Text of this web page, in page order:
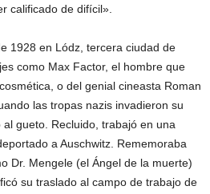
calificado de difícil».
1928 en Lódz, tercera ciudad de
como Max Factor, el hombre que
o del genial cineasta Roman
las tropas nazis invadieron su
gueto. Recluido, trabajó en una
a Auschwitz. Rememoraba
Dr. Mengele (el Ángel de la muerte)
su traslado al campo de trabajo de